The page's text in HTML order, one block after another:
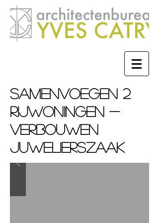
samenvoegen 2
rijwoningen -
verbouwen
juwelierszaak